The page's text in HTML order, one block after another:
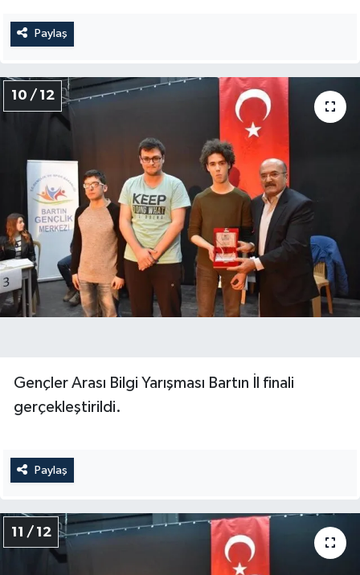
Paylaş
10 / 12
Gençler Arası Bilgi Yarışması Bartın İl finali
gerçekleştirildi.
Paylaş
11 / 12